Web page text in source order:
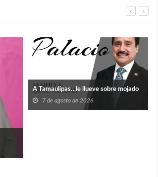
A Tamaulipas…le llueve sobre mojado
7 de agosto de 2026